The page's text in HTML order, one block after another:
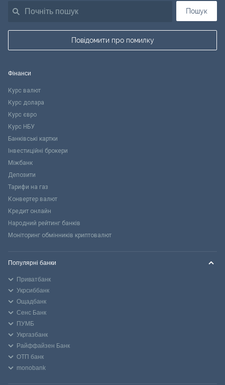
Пошук
Повідомити про помилку
Фінанси
Курс валют
Курс долара
Курс євро
Курс НБУ
Банківські картки
Інвестиційні брокери
Міжбанк
Депозити
Тарифи на газ
Конвертер валют
Кредит онлайн
Народний рейтинг банків
Моніторинг обмінників криптовалют
Популярні банки
Приватбанк
Укрсиббанк
Ощадбанк
Сенс Банк
ПУМБ
Укргазбанк
Райффайзен Банк
ОТП банк
monobank